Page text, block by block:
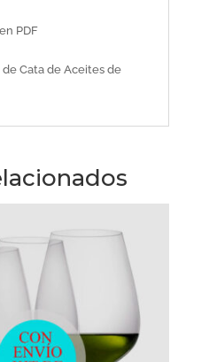
PDF
Cata de Aceites de